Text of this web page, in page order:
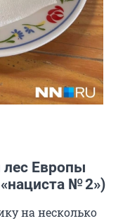
Европы
№ 2»)
на несколько